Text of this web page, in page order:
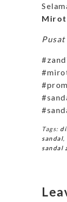
Tags:
sandal,
sandal